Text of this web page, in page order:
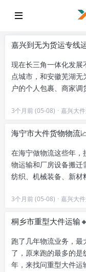
嘉兴到无为货运专线
现在长三角一体化发
点城市，和安徽芜湖
户的个人包裹、商家
3个月前 (05-08) · 嘉兴大
海宁市大件货物物流
在海宁做物流这些年
物运输和厂房设备搬迁
纺织、机械装备、新材
3个月前 (05-08) · 嘉兴大
桐乡市重型大件运输
跑了几年物流业务，
了，原来跑的最多的
年，来找问重型大件运